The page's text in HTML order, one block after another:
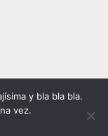
y bla bla bla.
vez.